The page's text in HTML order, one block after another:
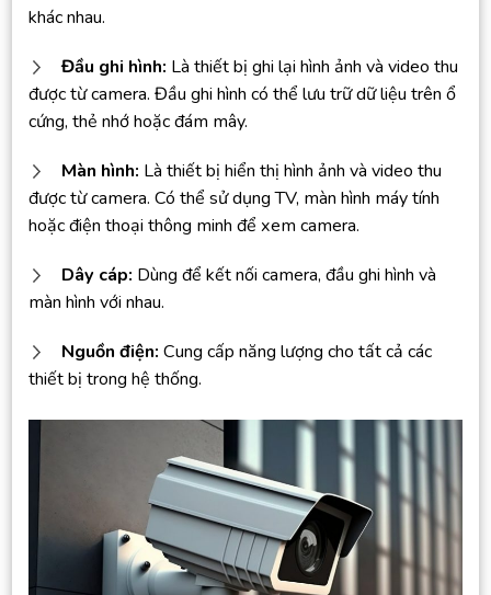
khác nhau.
Đầu ghi hình: Là thiết bị ghi lại hình ảnh và video thu
được từ camera. Đầu ghi hình có thể lưu trữ dữ liệu trên ổ
cứng, thẻ nhớ hoặc đám mây.
Màn hình: Là thiết bị hiển thị hình ảnh và video thu
được từ camera. Có thể sử dụng TV, màn hình máy tính
hoặc điện thoại thông minh để xem camera.
Dây cáp: Dùng để kết nối camera, đầu ghi hình và
màn hình với nhau.
Nguồn điện: Cung cấp năng lượng cho tất cả các
thiết bị trong hệ thống.